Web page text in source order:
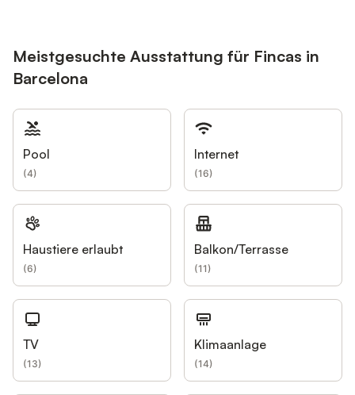
Meistgesuchte Ausstattung für Fincas in
Barcelona
Pool
(4)
Internet
(16)
Haustiere erlaubt
(6)
Balkon/Terrasse
(11)
TV
(13)
Klimaanlage
(14)